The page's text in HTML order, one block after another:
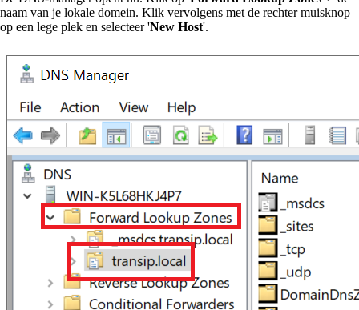
naam van je lokale domein. Klik vervolgens met de rechter muisknop
op een lege plek en selecteer 'New Host'.